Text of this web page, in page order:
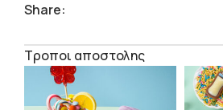
Share:
Τροποι αποστολης